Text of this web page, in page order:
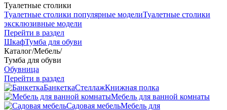
Туалетные столики
Туалетные столики популярные моделиТуалетные столики
эксклюзивные модели
Перейти в раздел
ШкафТумба для обуви
Каталог/Мебель/
Тумба для обуви
Обувница
Перейти в раздел
БанкеткаСтеллажКнижная полка
Мебель для ванной комнаты
Садовая мебельМебель для